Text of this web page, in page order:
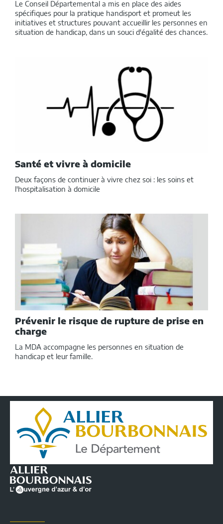
Le Conseil Départemental a mis en place des aides
spécifiques pour la pratique handisport et promeut les
initiatives et structures pouvant accueillir les personnes en
situation de handicap, dans un souci d'égalité des chances.
Santé et vivre à domicile
Deux façons de continuer à vivre chez soi : les soins et
l'hospitalisation à domicile
Prévenir le risque de rupture de prise en
charge
La MDA accompagne les personnes en situation de
handicap et leur famille.
Conseil
Départemental
de
l'Allier
Infos